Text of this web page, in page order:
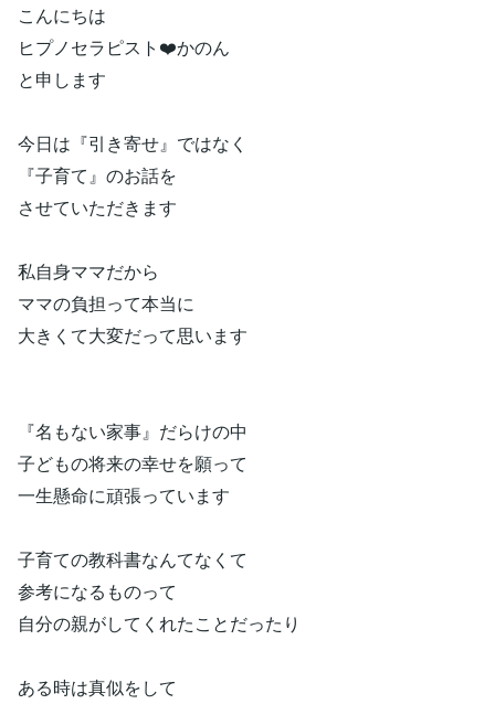
こんにちは
ヒプノセラピスト❤️かのん
と申します
今日は『引き寄せ』ではなく
『子育て』のお話を
させていただきます
私自身ママだから
ママの負担って本当に
大きくて大変だって思います
『名もない家事』だらけの中
子どもの将来の幸せを願って
一生懸命に頑張っています
子育ての教科書なんてなくて
参考になるものって
自分の親がしてくれたことだったり
ある時は真似をして